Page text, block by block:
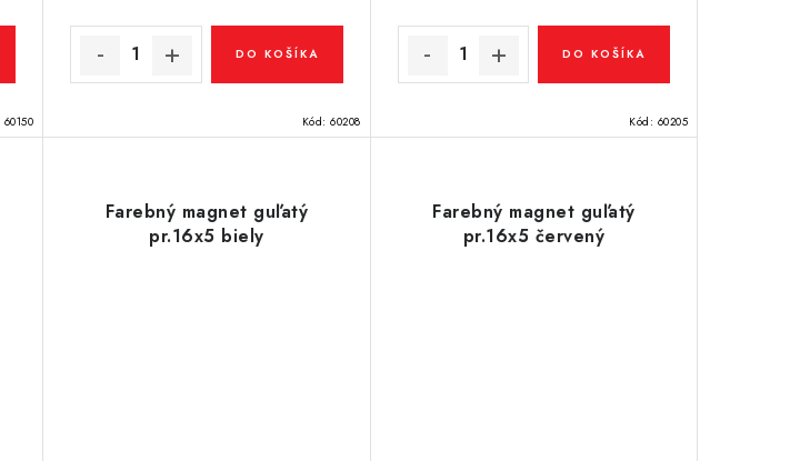
60150
DO KOŠÍKA
Kód: 60208
DO KOŠÍKA
Kód: 60205
Farebný magnet guľatý
pr.16x5 biely
Farebný magnet guľatý
pr.16x5 červený